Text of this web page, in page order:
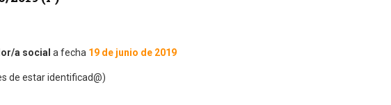
a social a fecha 19 de junio de 2019
de estar identificad@)